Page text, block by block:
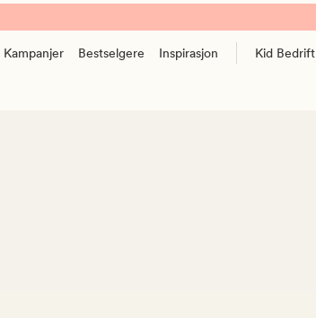
Kampanjer Bestselgere Inspirasjon Kid Bedrift